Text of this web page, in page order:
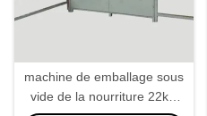
machine de emballage sous
vide de la nourriture 22kw